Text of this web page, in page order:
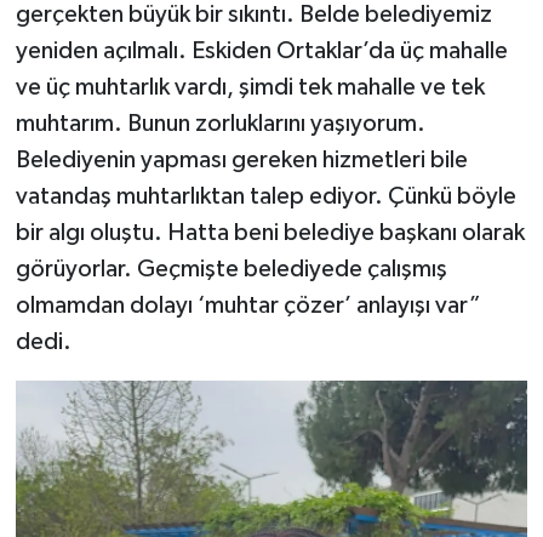
gerçekten büyük bir sıkıntı. Belde belediyemiz
yeniden açılmalı. Eskiden Ortaklar’da üç mahalle
ve üç muhtarlık vardı, şimdi tek mahalle ve tek
muhtarım. Bunun zorluklarını yaşıyorum.
Belediyenin yapması gereken hizmetleri bile
vatandaş muhtarlıktan talep ediyor. Çünkü böyle
bir algı oluştu. Hatta beni belediye başkanı olarak
görüyorlar. Geçmişte belediyede çalışmış
olmamdan dolayı ‘muhtar çözer’ anlayışı var”
dedi.